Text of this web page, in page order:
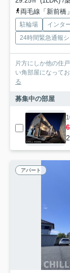
両毛線「新前橋
駐輪場 インタ
24時間緊急通報
片方にしか他の住
い角部屋になって
る
募集中の部屋
アパート